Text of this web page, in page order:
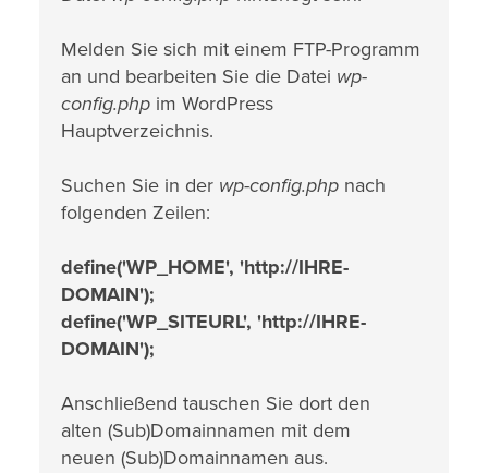
Melden Sie sich mit einem FTP-Programm
an und bearbeiten Sie die Datei wp-
config.php im WordPress
Hauptverzeichnis.
Suchen Sie in der wp-config.php nach
folgenden Zeilen:
define('WP_HOME', 'http://IHRE-
DOMAIN');
define('WP_SITEURL', 'http://IHRE-
DOMAIN');
Anschließend tauschen Sie dort den
alten (Sub)Domainnamen mit dem
neuen (Sub)Domainnamen aus.